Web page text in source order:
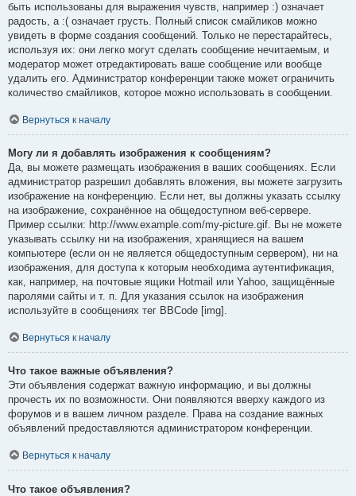
быть использованы для выражения чувств, например :) означает
радость, а :( означает грусть. Полный список смайликов можно
увидеть в форме создания сообщений. Только не перестарайтесь,
используя их: они легко могут сделать сообщение нечитаемым, и
модератор может отредактировать ваше сообщение или вообще
удалить его. Администратор конференции также может ограничить
количество смайликов, которое можно использовать в сообщении.
Вернуться к началу
Могу ли я добавлять изображения к сообщениям?
Да, вы можете размещать изображения в ваших сообщениях. Если
администратор разрешил добавлять вложения, вы можете загрузить
изображение на конференцию. Если нет, вы должны указать ссылку
на изображение, сохранённое на общедоступном веб-сервере.
Пример ссылки: http://www.example.com/my-picture.gif. Вы не можете
указывать ссылку ни на изображения, хранящиеся на вашем
компьютере (если он не является общедоступным сервером), ни на
изображения, для доступа к которым необходима аутентификация,
как, например, на почтовые ящики Hotmail или Yahoo, защищённые
паролями сайты и т. п. Для указания ссылок на изображения
используйте в сообщениях тег BBCode [img].
Вернуться к началу
Что такое важные объявления?
Эти объявления содержат важную информацию, и вы должны
прочесть их по возможности. Они появляются вверху каждого из
форумов и в вашем личном разделе. Права на создание важных
объявлений предоставляются администратором конференции.
Вернуться к началу
Что такое объявления?